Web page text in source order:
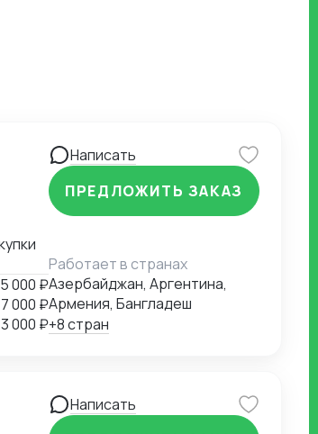
5 000 ₽
7 000 ₽
3 000 ₽
Написать
ПРЕДЛОЖИТЬ ЗАКАЗ
Работает в странах
Азербайджан, Аргентина,
Армения, Бангладеш
+8 стран
Написать